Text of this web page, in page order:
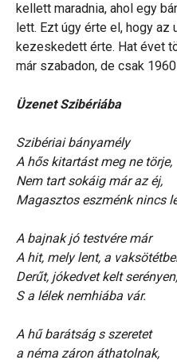
kellett maradnia, ahol egy
lett. Ezt úgy érte el, hogy
kezeskedett érte. Hat évet
már szabadon, de csak
Üzenet Szibériába
Szibériai bányamély
A hős kitartást meg ne törje,
Nem tart sokáig már az éj,
Magasztos eszménk nincs
A bajnak jó testvére már
A hit, mely lent, a
Derűt, jókedvet kelt serényen,
S a lélek nemhiába vár.
A hű barátság s szeretet
a néma záron áthatolnak,